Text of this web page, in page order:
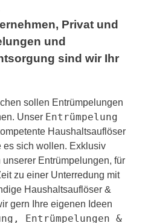
Privat und
und
sind wir Ihr
sollen Entrümpelungen
Unser Entrümpelung
Haushaltsauflöser
es sich wollen. Exklusiv
Entrümpelungen, für
zu einer Unterredung mit
Haushaltsauflöser &
gern Ihre eigenen Ideen
Entrümpelungen &